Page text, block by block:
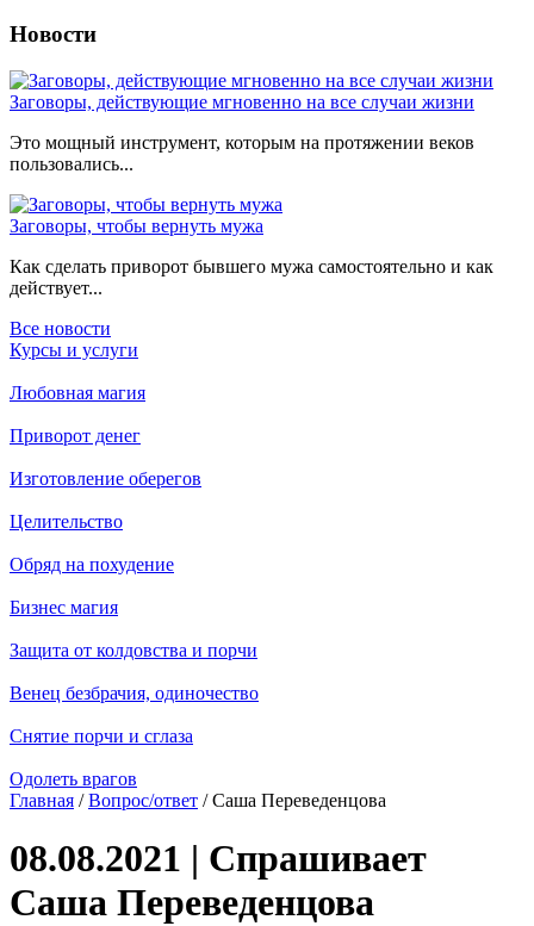
Новости
Заговоры, действующие мгновенно на все случаи жизни
Это мощный инструмент, которым на протяжении веков
пользовались...
Заговоры, чтобы вернуть мужа
Как сделать приворот бывшего мужа самостоятельно и как
действует...
Все новости
Курсы и услуги
Любовная магия
Приворот денег
Изготовление оберегов
Целительство
Обряд на похудение
Бизнес магия
Защита от колдовства и порчи
Венец безбрачия, одиночество
Снятие порчи и сглаза
Одолеть врагов
Главная /Вопрос/ответ / Саша Переведенцова
08.08.2021 | Спрашивает
Саша Переведенцова